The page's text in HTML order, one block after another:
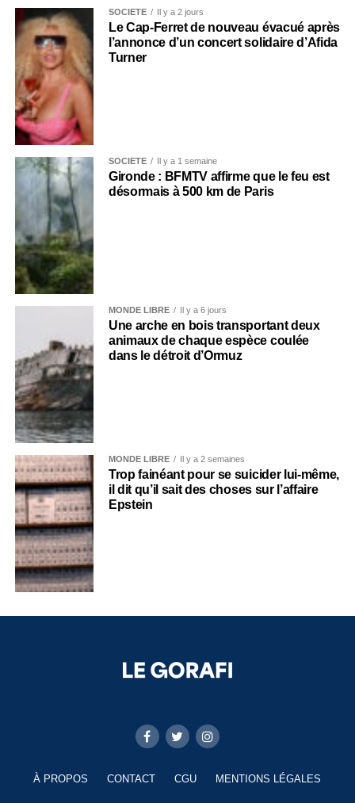
SOCIÉTÉ Il y a 2 jours
Le Cap-Ferret de nouveau évacué après
l’annonce d’un concert solidaire d’Afida
Turner
SOCIÉTÉ Il y a 1 semaine
Gironde : BFMTV affirme que le feu est
désormais à 500 km de Paris
MONDE LIBRE Il y a 6 jours
Une arche en bois transportant deux
animaux de chaque espèce coulée
dans le détroit d’Ormuz
MONDE LIBRE Il y a 2 semaines
Trop fainéant pour se suicider lui-même,
il dit qu’il sait des choses sur l’affaire
Epstein
À PROPOS CONTACT CGU MENTIONS LÉGALES